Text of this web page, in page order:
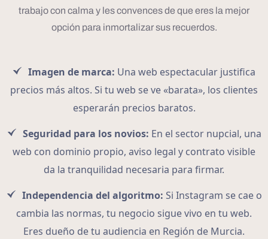
trabajo con calma y les convences de que eres la mejor
opción para inmortalizar sus recuerdos.
Imagen de marca: Una web espectacular justifica
precios más altos. Si tu web se ve «barata», los clientes
esperarán precios baratos.
Seguridad para los novios: En el sector nupcial, una
web con dominio propio, aviso legal y contrato visible
da la tranquilidad necesaria para firmar.
Independencia del algoritmo: Si Instagram se cae o
cambia las normas, tu negocio sigue vivo en tu web.
Eres dueño de tu audiencia en Región de Murcia.